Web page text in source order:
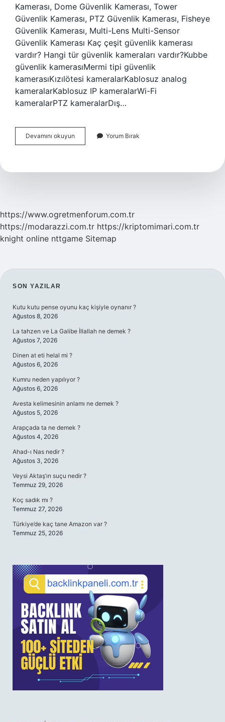
Kamerası, Dome Güvenlik Kamerası, Tower
Güvenlik Kamerası, PTZ Güvenlik Kamerası, Fisheye
Güvenlik Kamerası, Multi-Lens Multi-Sensor
Güvenlik Kamerası Kaç çeşit güvenlik kamerası
vardır? Hangi tür güvenlik kameraları vardır?Kubbe
güvenlik kamerasıMermi tipi güvenlik
kamerasıKızılötesi kameralarKablosuz analog
kameralarKablosuz IP kameralarWi-Fi
kameralarPTZ kameralarDış…
Devamını okuyun
Turleri
Yorum Bırak
https://www.ogretmenforum.com.tr
https://modarazzi.com.tr https://kriptomimari.com.tr
knight online nttgame Sitemap
SIDEBAR
SON YAZILAR
Kutu kutu pense oyunu kaç kişiyle oynanır ?
Ağustos 8, 2026
La tahzen ve La Galibe İllallah ne demek ?
Ağustos 7, 2026
Dinen at eti helal mi ?
Ağustos 6, 2026
Kumru neden yapılıyor ?
Ağustos 6, 2026
Avesta kelimesinin anlamı ne demek ?
Ağustos 5, 2026
Arapçada ta ne demek ?
Ağustos 4, 2026
Ahad-ı Nas nedir ?
Ağustos 3, 2026
Veysi Aktaş’ın suçu nedir ?
Temmuz 29, 2026
Koç sadık mı ?
Temmuz 27, 2026
Türkiye’de kaç tane Amazon var ?
Temmuz 25, 2026